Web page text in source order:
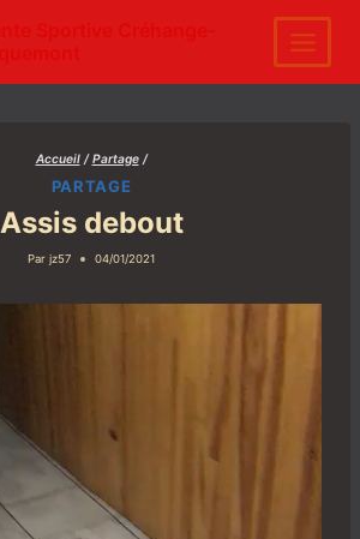
Accueil / Partage /
PARTAGE
Assis debout
Par jz57 04/01/2021